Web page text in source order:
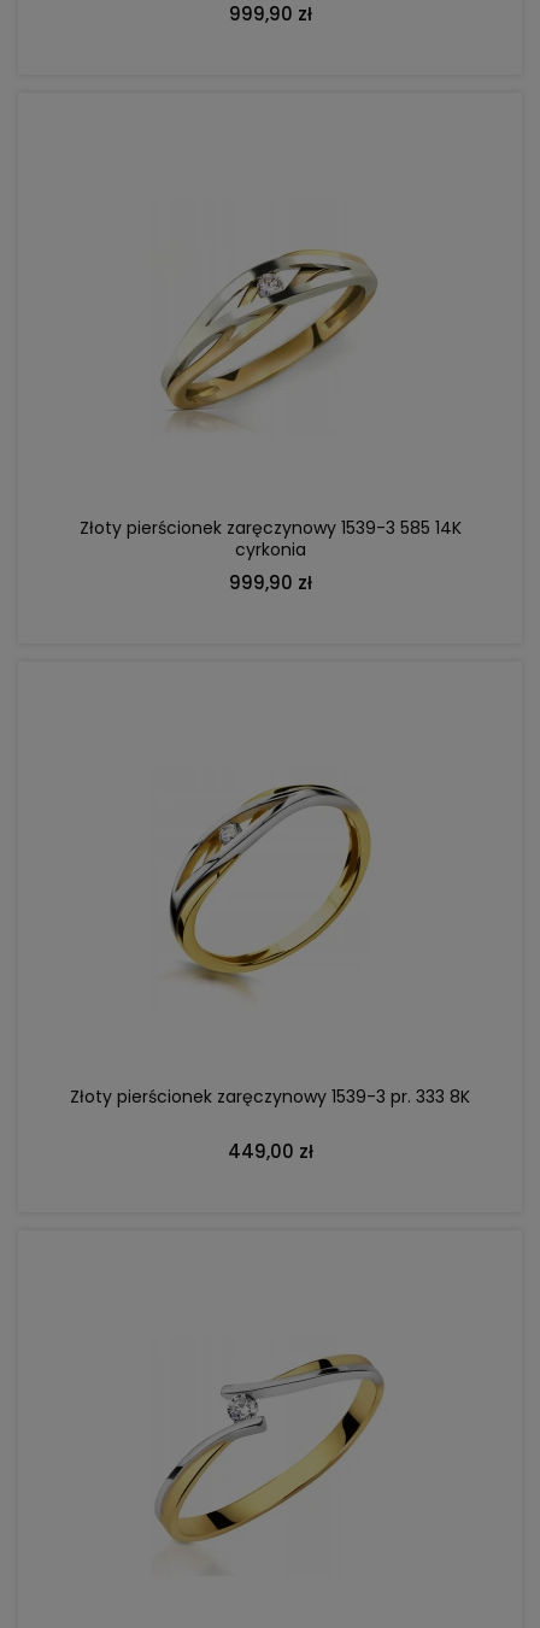
999,90 zł
Złoty pierścionek zaręczynowy 1539-3 585 14K
cyrkonia
999,90 zł
DO KOSZYKA
Złoty pierścionek zaręczynowy 1539-3 pr. 333 8K
449,00 zł
DO KOSZYKA
DO KOSZYKA